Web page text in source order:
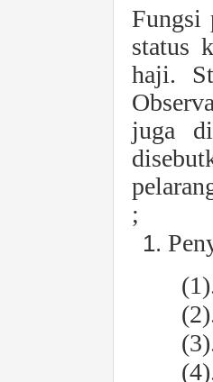
Fungsi
status
haji.
juga
;